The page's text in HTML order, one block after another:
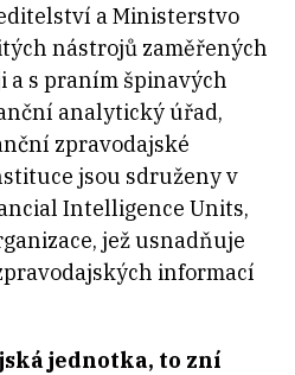
a Ministerstvo
nástrojů zaměřených
a s praním špinavých
analytický úřad,
zpravodajské
jsou sdruženy v
Intelligence Units,
jež usnadňuje
informací
jednotka, to zní